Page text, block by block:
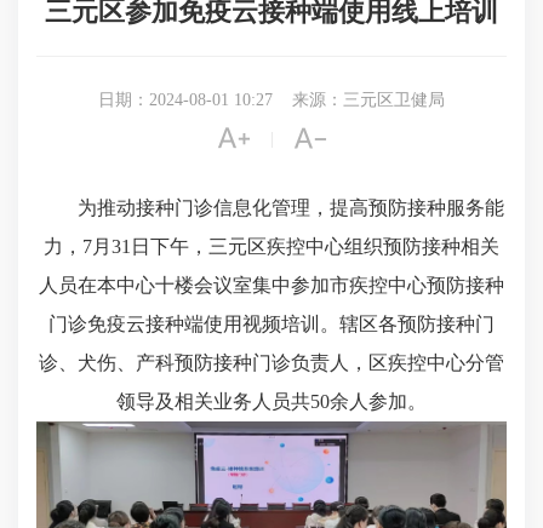
三元区参加免疫云接种端使用线上培训
日期：2024-08-01 10:27 来源：三元区卫健局
 
为推动接种门诊信息化管理，提高预防接种服务能
力，7月31日下午，三元区疾控中心组织预防接种相关
人员在本中心十楼会议室集中参加市疾控中心预防接种
门诊免疫云接种端使用视频培训。辖区各预防接种门
诊、犬伤、产科预防接种门诊负责人，区疾控中心分管
领导及相关业务人员共50余人参加。